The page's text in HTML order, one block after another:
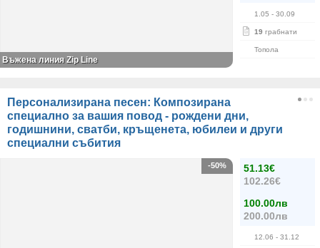
1.05 - 30.09
19 грабнати
Топола
Въжена линия Zip Line
Персонализирана песен: Композирана
специално за вашия повод - рождени дни,
годишнини, сватби, кръщенета, юбилеи и други
специални събития
51.13€
102.26€
100.00лв
200.00лв
12.06 - 31.12
-50%